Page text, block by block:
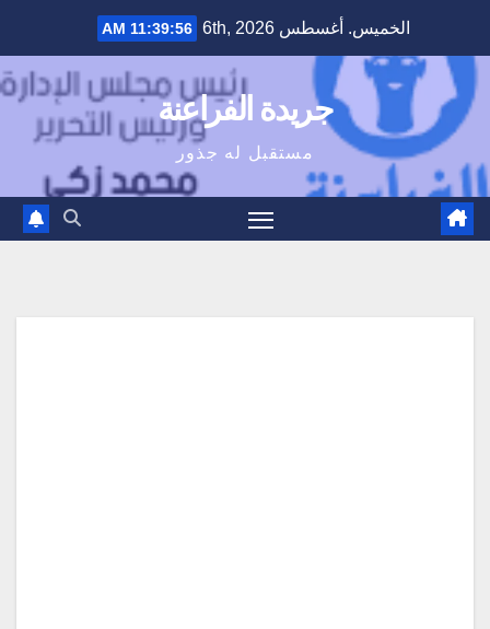
content
الخميس. أغسطس 6th, 2026 11:39:57 AM
جريدة الفراعنة
مستقبل له جذور